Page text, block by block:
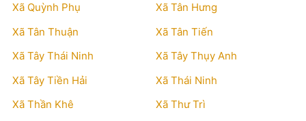
Xã Quỳnh Phụ
Xã Tân Hưng
Xã Tân Thuận
Xã Tân Tiến
Xã Tây Thái Ninh
Xã Tây Thụy Anh
Xã Tây Tiền Hải
Xã Thái Ninh
Xã Thần Khê
Xã Thư Trì